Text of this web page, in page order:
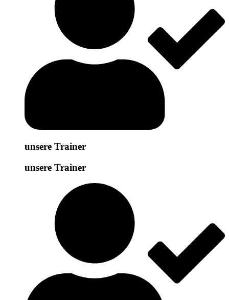
unsere Trainer
unsere Trainer